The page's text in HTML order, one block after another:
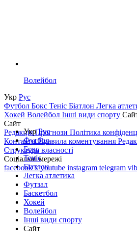
Волейбол
Укр Рус
Футбол Бокс Теніс Біатлон Легка
Хокей Волейбол Інші види спорту
Сайт
РедакціяПрогнози Політика
КонтактиПравила коментування
Структура власності
Соціальні мережі
facebookxyoutube instagram telegram
УкрРус
Футбол
Бокс
Теніс
Біатлон
Легка атлетика
Футзал
Баскетбол
Хокей
Волейбол
Інші види спорту
Сайт